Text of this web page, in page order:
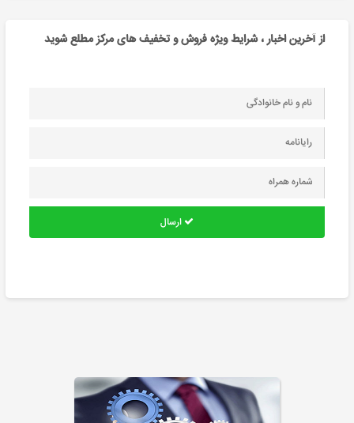
از آخرین اخبار ، شرایط ویژه فروش و تخفیف های مرکز مطلع شوید
ارسال